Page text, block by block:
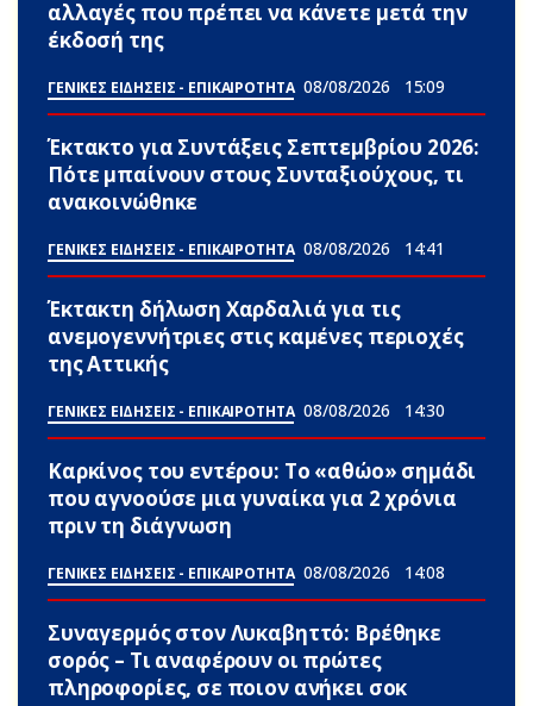
αλλαγές που πρέπει να κάνετε μετά την
έκδοσή της
ΓΕΝΙΚΕΣ ΕΙΔΗΣΕΙΣ - ΕΠΙΚΑΙΡΟΤΗΤΑ 08/08/2026 15:09
Έκτακτο για Συντάξεις Σεπτεμβρίου 2026:
Πότε μπαίνουν στους Συνταξιούχους, τι
ανακοινώθnκε
ΓΕΝΙΚΕΣ ΕΙΔΗΣΕΙΣ - ΕΠΙΚΑΙΡΟΤΗΤΑ 08/08/2026 14:41
Έκτακτη δήλωση Χαρδαλιά για τις
ανεμογεννήτριες στις καμένες περιοχές
της Αττικής
ΓΕΝΙΚΕΣ ΕΙΔΗΣΕΙΣ - ΕΠΙΚΑΙΡΟΤΗΤΑ 08/08/2026 14:30
Καρκίνος του εντέρου: Το «αθώο» σημάδι
που αγνοούσε μια γυναίκα για 2 χρόνια
πριν τη διάγνωση
ΓΕΝΙΚΕΣ ΕΙΔΗΣΕΙΣ - ΕΠΙΚΑΙΡΟΤΗΤΑ 08/08/2026 14:08
Συναγερμός στον Λυκαβηττό: Βρέθηκε
σορός – Τι αναφέρουν οι πρώτες
πληροφορίες, σε ποιον ανήκει σoκ